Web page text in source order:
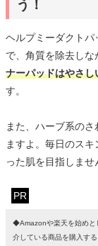
う！
ヘルプミーダクトパ
で、角質を除去しな
ナーパッドはやさ
す。
また、ハーブ系の
ますよ。毎日のス
った肌を目指しませ
PR
◆Amazonや楽天を始めと
介している商品を購入す